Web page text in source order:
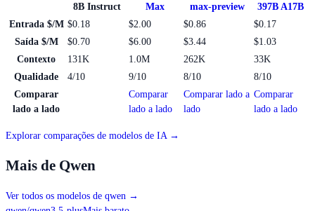
8B Instruct
Max
max-preview
397B A17B
Entrada $/M $0.18 $2.00 $0.86
$0.17
Saída $/M
$0.70 $6.00 $3.44
$1.03
Contexto
131K 1.0M 262K
33K
Qualidade
4/10 9/10 8/10
8/10
Comparar
lado a lado
Comparar
lado a lado
Comparar lado a
lado
Comparar
lado a lado
Explorar comparações de modelos de IA →
Mais de Qwen
Ver todos os modelos de qwen →